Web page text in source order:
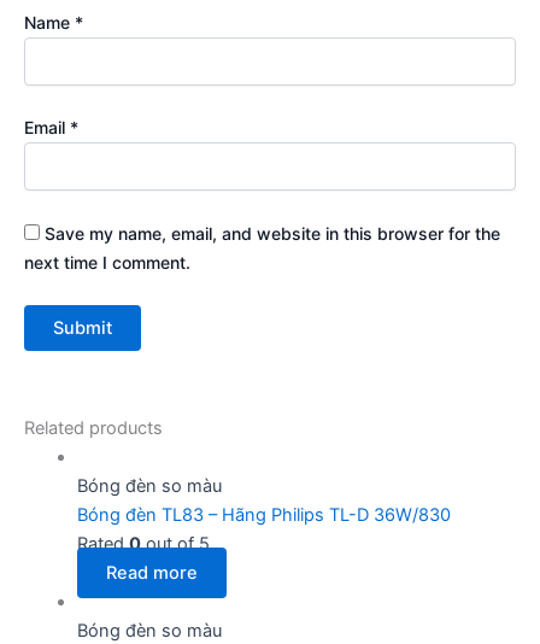
Name *
Email *
Save my name, email, and website in this browser for the
next time I comment.
Related products
Bóng đèn so màu
Bóng đèn TL83 – Hãng Philips TL-D 36W/830
Rated0out of 5
Read more
Bóng đèn so màu